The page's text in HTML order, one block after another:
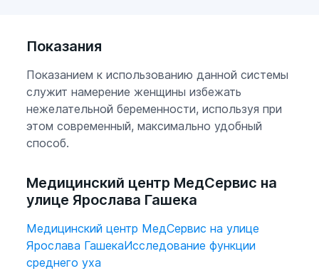
пластыря;
количества гормонов;
Отсутствие негативного воздействия на
систему органов ЖКТ;
Быстрый процесс восстановления
фертильности после отмены препарата;
Противопоказания к использованию
системы «Евра»
Показания
Показанием к использованию данной системы
служит намерение женщины избежать
нежелательной беременности, используя при
этом современный, максимально удобный
способ.
Медицинский центр МедСервис на
улице Ярослава Гашека
Медицинский центр МедСервис на улице
Ярослава ГашекаИсследование функции
среднего уха